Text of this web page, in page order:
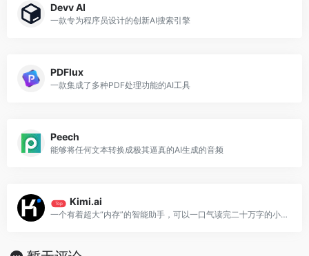
Devv AI
一款专为程序员设计的创新AI搜索引擎
PDFlux
一款集成了多种PDF处理功能的AI工具
Peech
能够将任何文本转换成极其逼真的AI生成的音频
Top Kimi.ai
一个有着超大“内存”的智能助手，可以一口气读完二十万字的小说，还会上网冲浪，快来跟他聊聊吧